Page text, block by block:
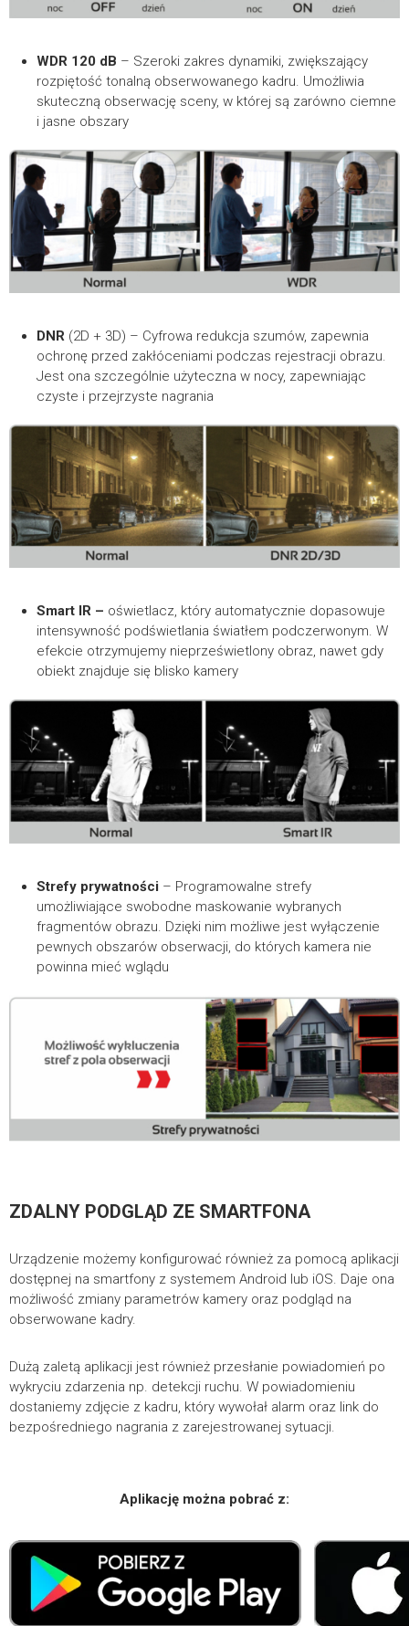
WDR 120 dB – Szeroki zakres dynamiki, zwiększający
rozpiętość tonalną obserwowanego kadru. Umożliwia
skuteczną obserwację sceny, w której są zarówno ciemne
i jasne obszary
DNR (2D + 3D) – Cyfrowa redukcja szumów, zapewnia
ochronę przed zakłóceniami podczas rejestracji obrazu.
Jest ona szczególnie użyteczna w nocy, zapewniając
czyste i przejrzyste nagrania
Smart IR – oświetlacz, który automatycznie dopasowuje
intensywność podświetlania światłem podczerwonym. W
efekcie otrzymujemy nieprześwietlony obraz, nawet gdy
obiekt znajduje się blisko kamery
Strefy prywatności – Programowalne strefy
umożliwiające swobodne maskowanie wybranych
fragmentów obrazu. Dzięki nim możliwe jest wyłączenie
pewnych obszarów obserwacji, do których kamera nie
powinna mieć wglądu
ZDALNY PODGLĄD ZE SMARTFONA
Urządzenie możemy konfigurować również za pomocą aplikacji
dostępnej na smartfony z systemem Android lub iOS. Daje ona
możliwość zmiany parametrów kamery oraz podgląd na
obserwowane kadry.
Dużą zaletą aplikacji jest również przesłanie powiadomień po
wykryciu zdarzenia np. detekcji ruchu. W powiadomieniu
dostaniemy zdjęcie z kadru, który wywołał alarm oraz link do
bezpośredniego nagrania z zarejestrowanej sytuacji.
Aplikację można pobrać z: